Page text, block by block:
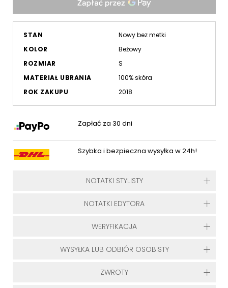
STAN
Nowy bez metki
KOLOR
Beżowy
ROZMIAR
S
MATERIAŁ UBRANIA
100% skóra
ROK ZAKUPU
2018
Zapłać za 30 dni
Szybka i bezpieczna wysyłka w 24h!
NOTATKI STYLISTY
NOTATKI EDYTORA
WERYFIKACJA
WYSYŁKA LUB ODBIÓR OSOBISTY
ZWROTY